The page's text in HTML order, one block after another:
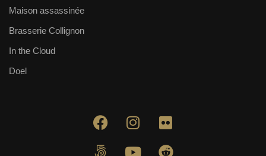
Maison assassinée
Brasserie Collignon
In the Cloud
Doel